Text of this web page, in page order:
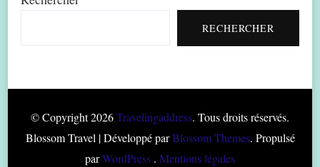
RECHERCHER
© Copyright 2026Travelingaddress. Tous droits réservés.
Blossom Travel | Développé parBlossom Themes. Propulsé
parWordPress . Mentions légales